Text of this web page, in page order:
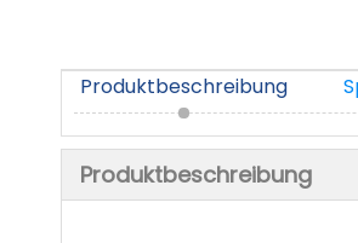
Produktbeschreibung
Produktbeschreibung